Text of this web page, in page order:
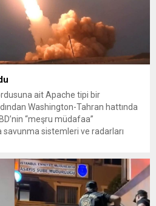
ait Apache tipi bir
Washington-Tahran hattında
“meşru müdafaa”
savunma sistemleri ve radarları
yanıt verileceğini duyurdu....